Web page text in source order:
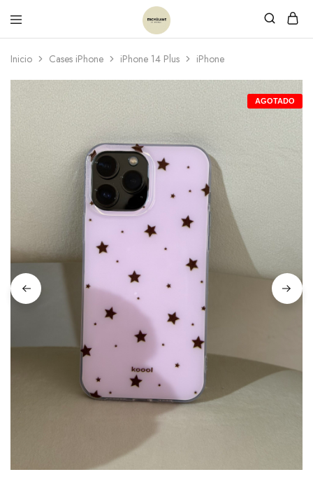
Inicio Cases iPhone iPhone 14 Plus iPhone
AGOTADO